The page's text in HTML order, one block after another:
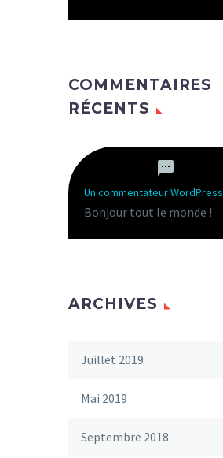
COMMENTAIRES
RÉCENTS
Un commentateur WordPress
Bonjour tout le monde !
ARCHIVES
Juillet 2019
Mai 2019
Septembre 2018